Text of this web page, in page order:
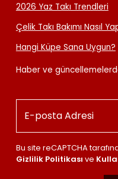
2026 Yaz Takı Trendleri
Çelik Takı Bakımı Nasıl
Hangi Küpe Sana Uygun?
Haber ve
Bu site reCAPTCHA
Gizlilik Politikası ve